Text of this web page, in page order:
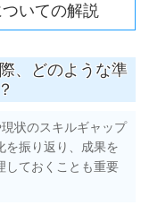
いての解説
、どのような準
状のスキルギャップ
を振り返り、成果を
しておくことも重要